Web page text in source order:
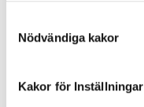
Nödvändiga kakor
Kakor för Inställningar
Toyota RAV4